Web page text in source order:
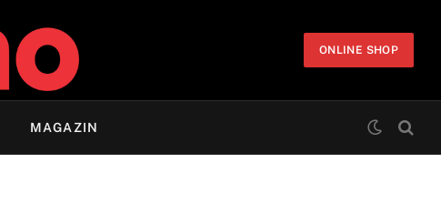
ONLINE SHOP
MAGAZIN